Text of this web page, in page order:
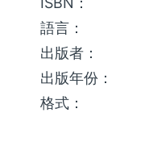
語言：
出版者：
出版年份：
格式：